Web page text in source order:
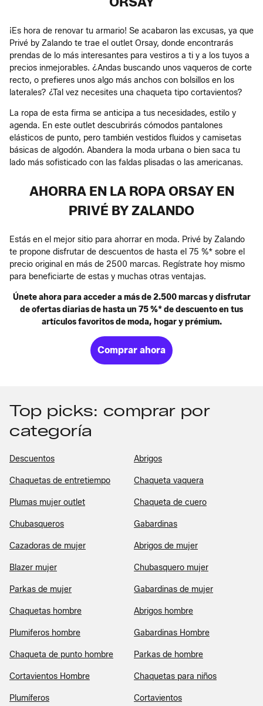
¡Es hora de renovar tu armario! Se acabaron las excusas, ya que
Privé by Zalando te trae el outlet Orsay, donde encontrarás
prendas de lo más interesantes para vestiros a ti y a los tuyos a
precios inmejorables. ¿Andas buscando unos vaqueros de corte
recto, o prefieres unos algo más anchos con bolsillos en los
laterales? ¿Tal vez necesites una chaqueta tipo cortavientos?
La ropa de esta firma se anticipa a tus necesidades, estilo y
agenda. En este outlet descubrirás cómodos pantalones
elásticos de punto, pero también vestidos fluidos y camisetas
básicas de algodón. Abandera la moda urbana o bien saca tu
lado más sofisticado con las faldas plisadas o las americanas.
AHORRA EN LA ROPA ORSAY EN
PRIVÉ BY ZALANDO
Estás en el mejor sitio para ahorrar en moda. Privé by Zalando
te propone disfrutar de descuentos de hasta el 75 %* sobre el
precio original en más de 2500 marcas. Regístrate hoy mismo
para beneficiarte de estas y muchas otras ventajas.
Únete ahora para acceder a más de 2.500 marcas y disfrutar
de ofertas diarias de hasta un 75 %* de descuento en tus
artículos favoritos de moda, hogar y prémium.
Comprar ahora
Top picks: comprar por
categoría
Descuentos Abrigos
Chaquetas de entretiempo Chaqueta vaquera
Plumas mujer outlet Chaqueta de cuero
Chubasqueros Gabardinas
Cazadoras de mujer Abrigos de mujer
Blazer mujer Chubasquero mujer
Parkas de mujer Gabardinas de mujer
Chaquetas hombre Abrigos hombre
Plumiferos hombre Gabardinas Hombre
Chaqueta de punto hombre Parkas de hombre
Cortavientos Hombre Chaquetas para niños
Plumíferos Cortavientos